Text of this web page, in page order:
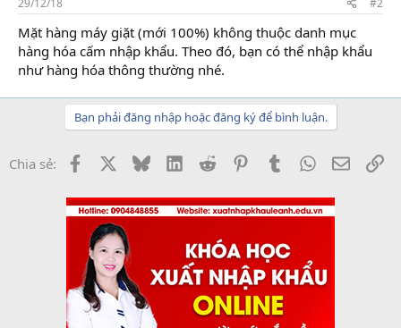
Mặt hàng máy giặt (mới 100%) không thuộc danh mục
hàng hóa cấm nhập khẩu. Theo đó, bạn có thể nhập khẩu
như hàng hóa thông thường nhé.
Bạn phải đăng nhập hoặc đăng ký để bình luận.
Chia sẻ: Facebook BlueskyLinkedInReddit PinterestTumblrWhatsApp
Email